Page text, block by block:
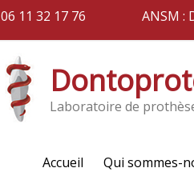
06 11 32 17 76 ANSM :
Laboratoire de
Accueil Qui sommes-